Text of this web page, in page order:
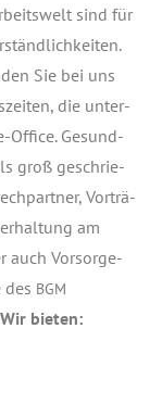
sind für
Sie bei uns
die unter­
Office. Gesund­
groß geschrie­
Vor­trä­
am
auch Vor­sor­ge­
BGM
Wir bie­ten: